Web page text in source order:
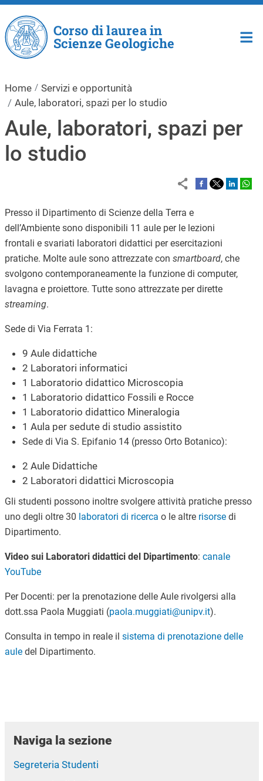
Salta al contenuto principale
Corso di laurea in
Scienze Geologiche
Home
Servizi e opportunità
Aule, laboratori, spazi per lo studio
Aule, laboratori, spazi per
lo studio
Presso il Dipartimento di Scienze della Terra e
dell’Ambiente sono disponibili 11 aule per le lezioni
frontali e svariati laboratori didattici per esercitazioni
pratiche. Molte aule sono attrezzate con smartboard, che
svolgono contemporaneamente la funzione di computer,
lavagna e proiettore. Tutte sono attrezzate per dirette
streaming.
Sede di Via Ferrata 1:
9 Aule didattiche
2 Laboratori informatici
1 Laboratorio didattico Microscopia
1 Laboratorio didattico Fossili e Rocce
1 Laboratorio didattico Mineralogia
1 Aula per sedute di studio assistito
Sede di Via S. Epifanio 14 (presso Orto Botanico):
2 Aule Didattiche
2 Laboratori didattici Microscopia
Gli studenti possono inoltre svolgere attività pratiche presso
uno degli oltre 30 laboratori di ricerca o le altre risorsedi
Dipartimento.
Video sui Laboratori didattici del Dipartimento: canale
YouTube
Per Docenti: per la prenotazione delle Aule rivolgersi alla
dott.ssa Paola Muggiati (paola.muggiati@unipv.it).
Consulta in tempo in reale il sistema di prenotazione delle
auledel Dipartimento.
Naviga la sezione
Segreteria Studenti